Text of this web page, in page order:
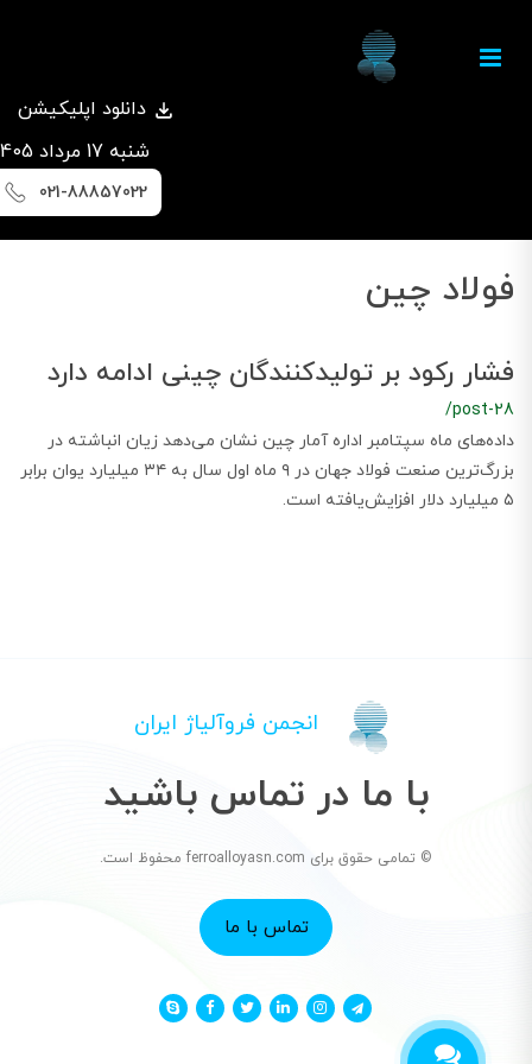
دانلود اپلیکیشن
شنبه 17 مرداد 1405
021-88857022
فولاد چین
فشار رکود بر تولیدکنندگان چینی ادامه دارد
/post-28
داده‌های ماه سپتامبر اداره آمار چین نشان می‌دهد زیان انباشته در
بزرگ‌ترین صنعت فولاد جهان در ۹ ماه اول سال به ۳۴ میلیارد یوان برابر
انجمن فروآلیاژ ایران
با ما در تماس باشید
© تمامی حقوق برای ferroalloyasn.com محفوظ است.
تماس با ما